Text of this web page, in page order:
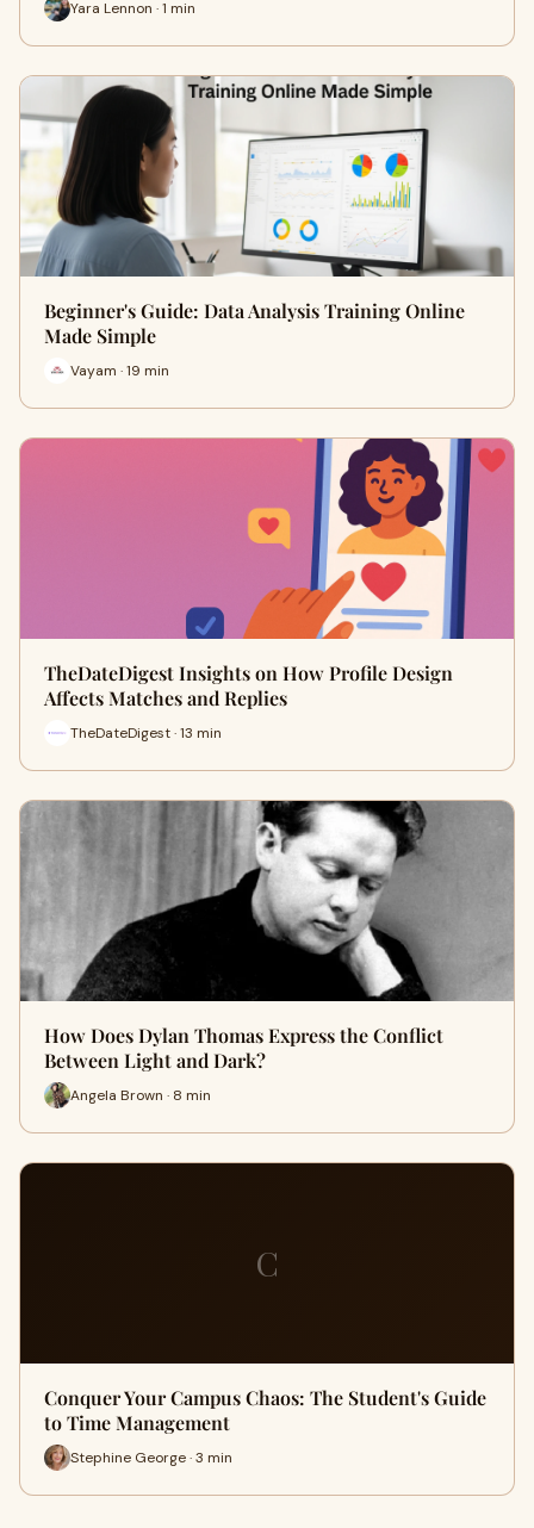
Yara Lennon · 1 min
Beginner's Guide: Data Analysis Training Online
Made Simple
Vayam · 19 min
TheDateDigest Insights on How Profile Design
Affects Matches and Replies
TheDateDigest · 13 min
How Does Dylan Thomas Express the Conflict
Between Light and Dark?
Angela Brown · 8 min
C
Conquer Your Campus Chaos: The Student's Guide
to Time Management
Stephine George · 3 min